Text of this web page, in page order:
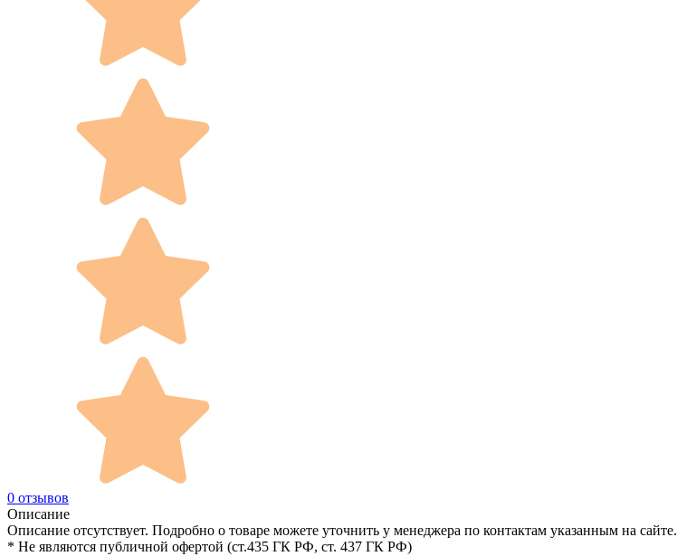
0 отзывов
Описание
Описание отсутствует. Подробно о товаре можете уточнить у менеджера по контактам указанным на сайте.
* Не являются публичной офертой (ст.435 ГК РФ, cт. 437 ГК РФ)